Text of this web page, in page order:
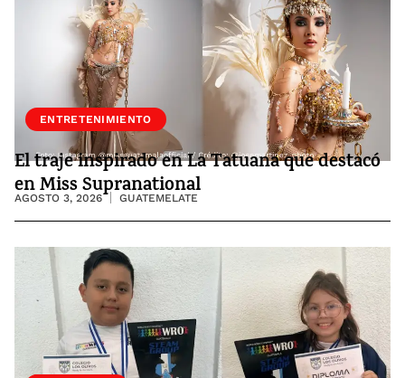
ENTRETENIMIENTO
El traje inspirado en La Tatuana que destacó
en Miss Supranational
AGOSTO 3, 2026 GUATEMELATE